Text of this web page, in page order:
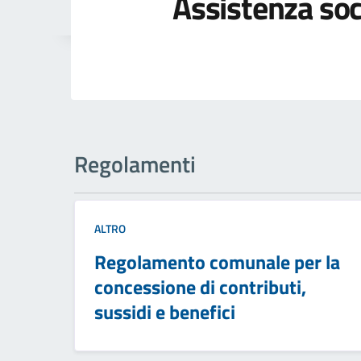
Regolamenti
ALTRO
Regolamento comunale per la
concessione di contributi,
sussidi e benefici